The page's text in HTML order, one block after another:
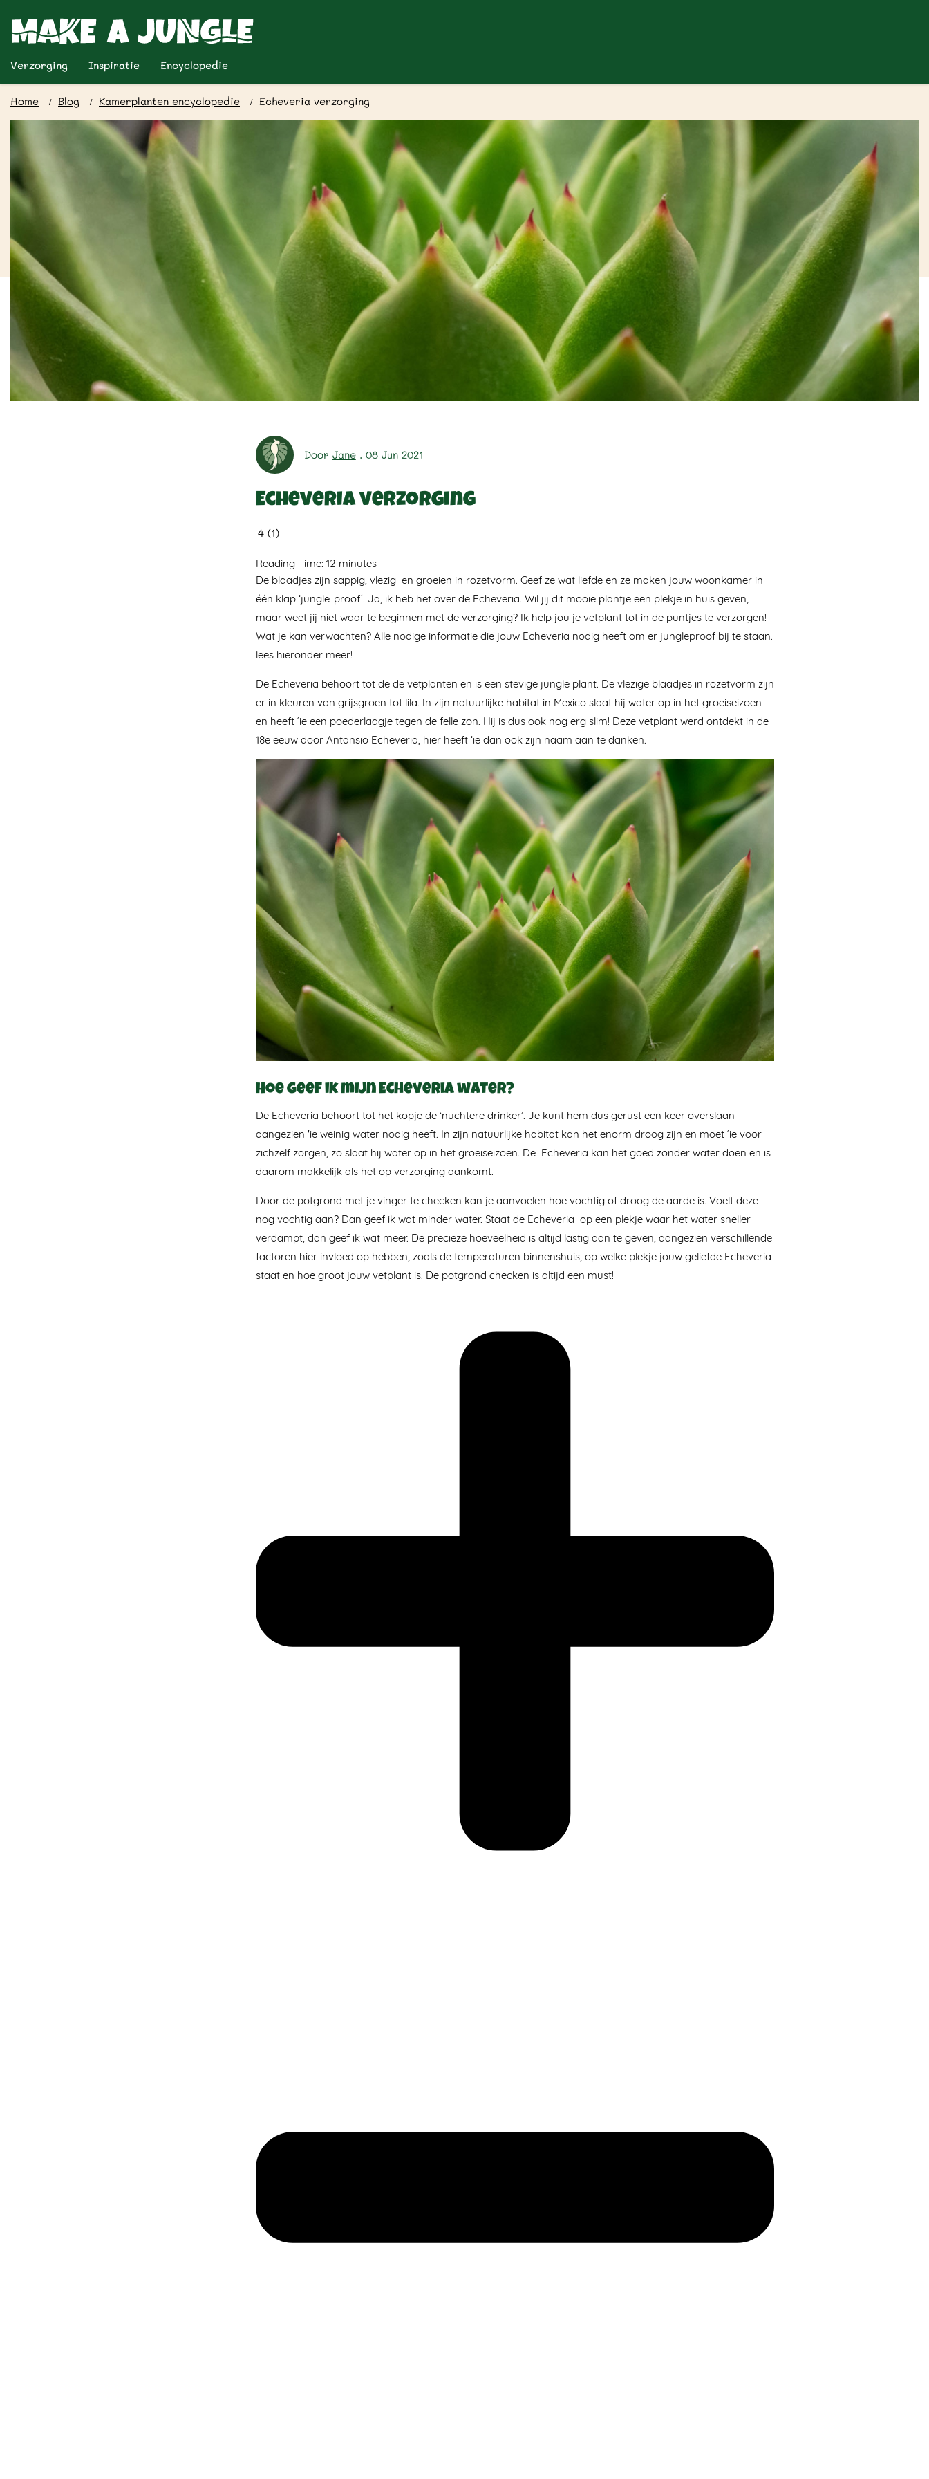
Verzorging Inspiratie Encyclopedie
Door Jane . 08 Jun 2021
Echeveria verzorging
4 (1)
Reading Time: 12 minutes
De blaadjes zijn sappig, vlezig en groeien in rozetvorm. Geef ze wat liefde en ze maken jouw woonkamer in
één klap ‘jungle-proof´. Ja, ik heb het over de Echeveria. Wil jij dit mooie plantje een plekje in huis geven,
maar weet jij niet waar te beginnen met de verzorging? Ik help jou je vetplant tot in de puntjes te verzorgen!
Wat je kan verwachten? Alle nodige informatie die jouw Echeveria nodig heeft om er jungleproof bij te staan.
lees hieronder meer!
De Echeveria behoort tot de de vetplanten en is een stevige jungle plant. De vlezige blaadjes in rozetvorm zijn
er in kleuren van grijsgroen tot lila. In zijn natuurlijke habitat in Mexico slaat hij water op in het groeiseizoen
en heeft ‘ie een poederlaagje tegen de felle zon. Hij is dus ook nog erg slim! Deze vetplant werd ontdekt in de
18e eeuw door Antansio Echeveria, hier heeft ‘ie dan ook zijn naam aan te danken.
Hoe geef ik mijn Echeveria water?
De Echeveria behoort tot het kopje de ‘nuchtere drinker’. Je kunt hem dus gerust een keer overslaan
aangezien 'ie weinig water nodig heeft. In zijn natuurlijke habitat kan het enorm droog zijn en moet ‘ie voor
zichzelf zorgen, zo slaat hij water op in het groeiseizoen. De Echeveria kan het goed zonder water doen en is
daarom makkelijk als het op verzorging aankomt.
Door de potgrond met je vinger te checken kan je aanvoelen hoe vochtig of droog de aarde is. Voelt deze
nog vochtig aan? Dan geef ik wat minder water. Staat de Echeveria op een plekje waar het water sneller
verdampt, dan geef ik wat meer. De precieze hoeveelheid is altijd lastig aan te geven, aangezien verschillende
factoren hier invloed op hebben, zoals de temperaturen binnenshuis, op welke plekje jouw geliefde Echeveria
staat en hoe groot jouw vetplant is. De potgrond checken is altijd een must!
Home Blog Kamerplanten encyclopedie Echeveria verzorging